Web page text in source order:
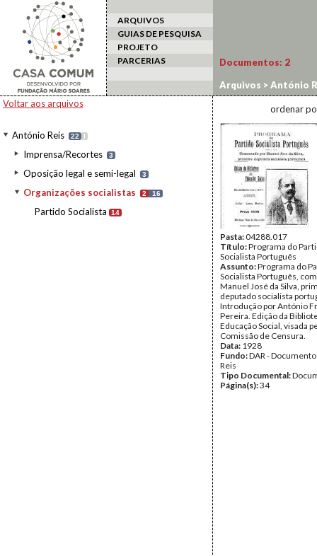
ARQUIVOS
GUIAS DE PESQUISA
PROJETO
PARCERIAS
Voltar aos arquivos
António Reis 22 I
Imprensa/Recortes 3
Oposição legal e semi-legal 3
Organizações socialistas 2 16
Partido Socialista 14
Documentos: 2
Arquivos >António
ordenar
Pasta:04288.017
Título:Programa do
Socialista Português
Assunto:Programa do
Socialista Português,
Manuel José da Silva,
deputado socialista
Introdução por António
Pereira. Edição da
Educação Social, visada
Comissão de Censura.
Data: 1928
Fundo:DAR -
Reis
Tipo Documental:
Página(s):34